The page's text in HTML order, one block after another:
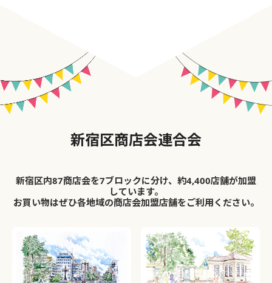
新宿区商店会連合会
新宿区内87商店会を7ブロックに分け、約4,400店舗が加盟
しています。
お買い物はぜひ各地域の商店会加盟店舗をご利用ください。